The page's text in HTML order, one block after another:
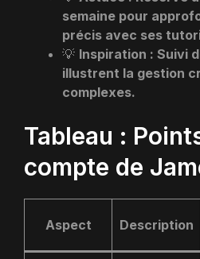
semaine pour
précis avec ses
💡 Inspiration : Suivi
illustrent la gestion
complexes.
Tableau :
compte de
Aspect Description